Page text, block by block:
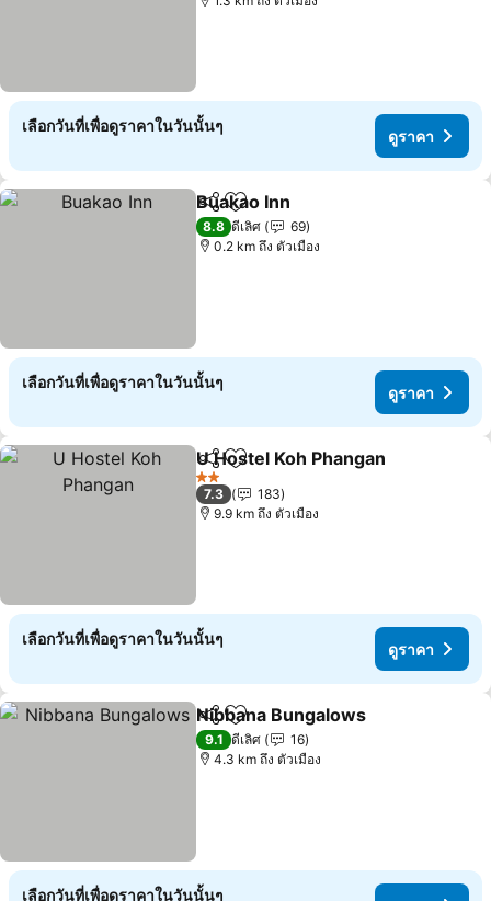
เลือกวันที่เพื่อดูราคาในวันนั้นๆ
ดูราคา
แชร์ เพิ่มในรายการโปรด
Buakao Inn
8.8 ดีเลิศ
69
0.2 km ถึง ตัวเมือง
เลือกวันที่เพื่อดูราคาในวันนั้นๆ
ดูราคา
แชร์ เพิ่มในรายการโปรด
U Hostel Koh Phangan
2 ดาว
7.3
183
9.9 km ถึง ตัวเมือง
เลือกวันที่เพื่อดูราคาในวันนั้นๆ
ดูราคา
แชร์ เพิ่มในรายการโปรด
Nibbana Bungalows
9.1 ดีเลิศ
16
4.3 km ถึง ตัวเมือง
เลือกวันที่เพื่อดูราคาในวันนั้นๆ